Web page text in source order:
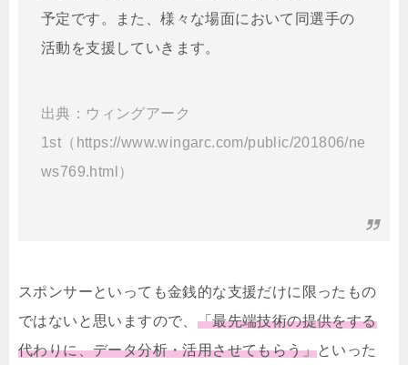
予定です。また、様々な場面において同選手の
活動を支援していきます。
出典：ウィングアーク
1st（https://www.wingarc.com/public/201806/ne
ws769.html）
スポンサーといっても金銭的な支援だけに限ったもの
ではないと思いますので、 「最先端技術の提供をする
代わりに、データ分析・活用させてもらう」といった